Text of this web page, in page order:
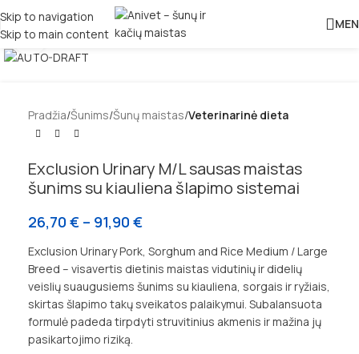
Skip to navigation
Skip to main content
Padidinti
Pradžia Šunims Šunų maistas Veterinarinė dieta
Exclusion Urinary M/L sausas maistas
šunims su kiauliena šlapimo sistemai
26,70 € – 91,90 €
Exclusion Urinary Pork, Sorghum and Rice Medium / Large
Breed – visavertis dietinis maistas vidutinių ir didelių
veislių suaugusiems šunims su kiauliena, sorgais ir ryžiais,
skirtas šlapimo takų sveikatos palaikymui. Subalansuota
formulė padeda tirpdyti struvitinius akmenis ir mažina jų
pasikartojimo riziką.